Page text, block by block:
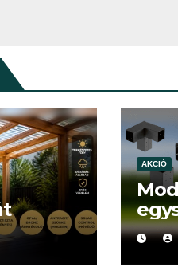
AKCIÓ